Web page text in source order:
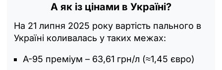
А як із цінами в Україні?
На 21 липня 2025 року вартість пального в
Україні коливалась у таких межах:
А-95 преміум – 63,61 грн/л (≈1,45 євро)